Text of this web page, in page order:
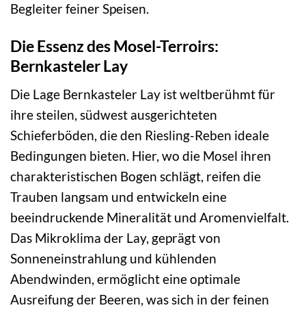
Begleiter feiner Speisen.
Die Essenz des Mosel-Terroirs:
Bernkasteler Lay
Die Lage Bernkasteler Lay ist weltberühmt für
ihre steilen, südwest ausgerichteten
Schieferböden, die den Riesling-Reben ideale
Bedingungen bieten. Hier, wo die Mosel ihren
charakteristischen Bogen schlägt, reifen die
Trauben langsam und entwickeln eine
beeindruckende Mineralität und Aromenvielfalt.
Das Mikroklima der Lay, geprägt von
Sonneneinstrahlung und kühlenden
Abendwinden, ermöglicht eine optimale
Ausreifung der Beeren, was sich in der feinen